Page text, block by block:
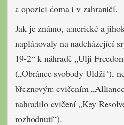
a opozici doma i v zahraničí.
Jak je známo, americké a
naplánovaly na nadcházející
19-2“ k náhradě „Ulji
(„Obránce svobody Uldži“),
březnovým cvičením
nahradilo cvičení „Key
rozhodnutí“).